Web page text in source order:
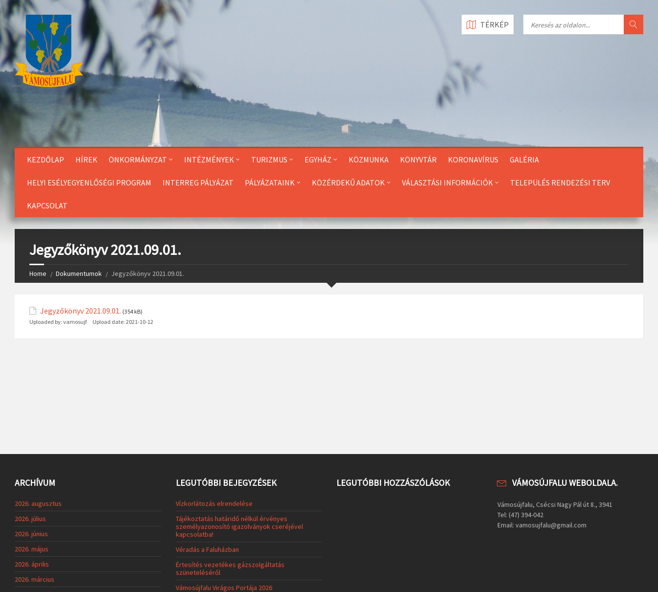
Skip
to
Content
KEZDŐLAP HÍREK ÖNKORMÁNYZAT INTÉZMÉNYEK TURIZMUS EGYHÁZ KÖZMUNKA KÖNYVTÁR KORONAVÍRUS GALÉRIA
HELYI ESÉLYEGYENLŐSÉGI PROGRAM INTERREG PÁLYÁZAT PÁLYÁZATAINK KÖZÉRDEKŰ ADATOK VÁLASZTÁSI INFORMÁCIÓK TELEPÜLÉS RENDEZÉSI TERV
KAPCSOLAT
TÉRKÉP
Jegyzőkönyv 2021.09.01.
Home Dokumentumok Jegyzőkönyv 2021.09.01.
Jegyzőkönyv 2021.09.01. (354 kB)
Uploaded by: vamosujf Upload date: 2021-10-12
ARCHÍVUM
2026. augusztus
2026. július
2026. június
2026. május
2026. április
2026. március
LEGUTÓBBI BEJEGYZÉSEK
Vízkorlátozás elrendelése
Tájékoztatás határidő nélkül érvényes
személyazonosító igazolványok cseréjével
kapcsolatba!
Véradás a Faluházban
Értesítés vezetékes gázszolgáltatás
szüneteléséről
Vámosújfalu Virágos Portája 2026
LEGUTÓBBI HOZZÁSZÓLÁSOK VÁMOSÚJFALU WEBOLDALA.
Vámosújfalu, Csécsi Nagy Pál út 8., 3941
Tel: (47) 394-042
Email: vamosujfalu@gmail.com